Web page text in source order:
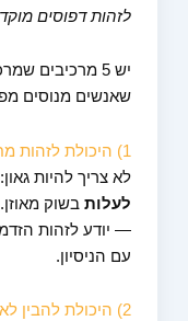
לזהות דפוסים
יש 5 מרכיבים שמרכיבים את ה־
שאנשים מנוסים
1) היכולת לזהות מחיר חריג
לא צריך להיות
לעלותבשוק
— יודע לזהות
עם הניסיון.
2) היכולת להבין לאן עיר או שכונה זזה